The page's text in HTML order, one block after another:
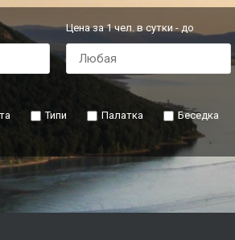
Цена за 1 чел. в сутки - до
Типи Палатка Беседка